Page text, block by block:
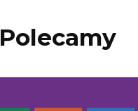
Polecamy